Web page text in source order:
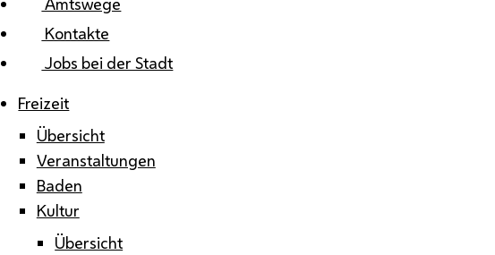
Kontakte
Jobs bei der Stadt
Freizeit
Übersicht
Veranstaltungen
Baden
Kultur
Übersicht